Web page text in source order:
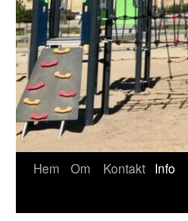
Hoppa
Hem Om Kontakt Info